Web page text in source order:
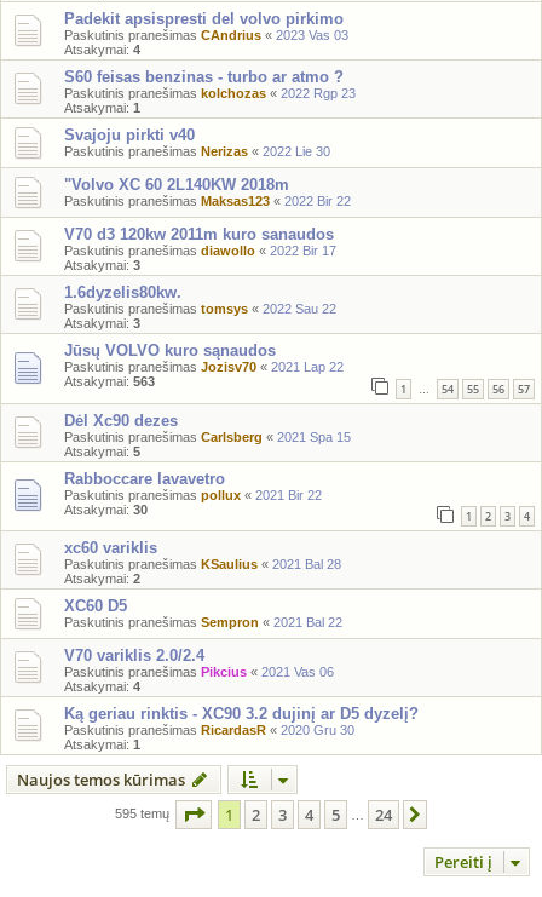
Padekit apsispresti del volvo pirkimo
Paskutinis pranešimas CAndrius « 2023 Vas 03
Atsakymai: 4
S60 feisas benzinas - turbo ar atmo ?
Paskutinis pranešimas kolchozas « 2022 Rgp 23
Atsakymai: 1
Svajoju pirkti v40
Paskutinis pranešimas Nerizas « 2022 Lie 30
"Volvo XC 60 2L140KW 2018m
Paskutinis pranešimas Maksas123 « 2022 Bir 22
V70 d3 120kw 2011m kuro sanaudos
Paskutinis pranešimas diawollo « 2022 Bir 17
Atsakymai: 3
1.6dyzelis80kw.
Paskutinis pranešimas tomsys « 2022 Sau 22
Atsakymai: 3
Jūsų VOLVO kuro sąnaudos
Paskutinis pranešimas Jozisv70 « 2021 Lap 22
Atsakymai: 563 1 … 54 55 56 57
Dėl Xc90 dezes
Paskutinis pranešimas Carlsberg « 2021 Spa 15
Atsakymai: 5
Rabboccare lavavetro
Paskutinis pranešimas pollux « 2021 Bir 22
Atsakymai: 30 1 2 3 4
xc60 variklis
Paskutinis pranešimas KSaulius « 2021 Bal 28
Atsakymai: 2
XC60 D5
Paskutinis pranešimas Sempron « 2021 Bal 22
V70 variklis 2.0/2.4
Paskutinis pranešimas Pikcius « 2021 Vas 06
Atsakymai: 4
Ką geriau rinktis - XC90 3.2 dujinį ar D5 dyzelį?
Paskutinis pranešimas RicardasR « 2020 Gru 30
Atsakymai: 1
Naujos temos kūrimas
595 temų Puslapis 1iš 24
1 2 3 4 5 24
Pereiti į